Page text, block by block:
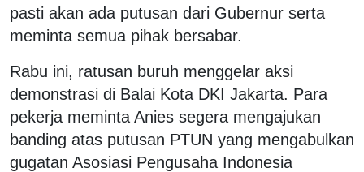
pasti akan ada putusan dari Gubernur serta
meminta semua pihak bersabar.
Rabu ini, ratusan buruh menggelar aksi
demonstrasi di Balai Kota DKI Jakarta. Para
pekerja meminta Anies segera mengajukan
banding atas putusan PTUN yang mengabulkan
gugatan Asosiasi Pengusaha Indonesia